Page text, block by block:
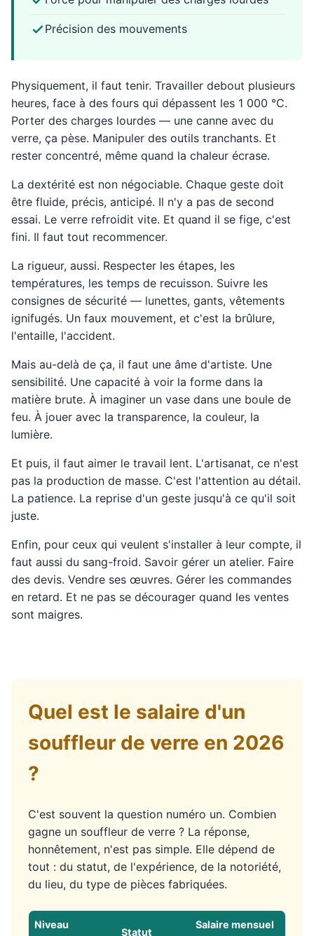
Précision des mouvements
Physiquement, il faut tenir. Travailler debout plusieurs
heures, face à des fours qui dépassent les 1 000 °C.
Porter des charges lourdes — une canne avec du
verre, ça pèse. Manipuler des outils tranchants. Et
rester concentré, même quand la chaleur écrase.
La dextérité est non négociable. Chaque geste doit
être fluide, précis, anticipé. Il n'y a pas de second
essai. Le verre refroidit vite. Et quand il se fige, c'est
fini. Il faut tout recommencer.
La rigueur, aussi. Respecter les étapes, les
températures, les temps de recuisson. Suivre les
consignes de sécurité — lunettes, gants, vêtements
ignifugés. Un faux mouvement, et c'est la brûlure,
l'entaille, l'accident.
Mais au-delà de ça, il faut une âme d'artiste. Une
sensibilité. Une capacité à voir la forme dans la
matière brute. À imaginer un vase dans une boule de
feu. À jouer avec la transparence, la couleur, la
lumière.
Et puis, il faut aimer le travail lent. L'artisanat, ce n'est
pas la production de masse. C'est l'attention au détail.
La patience. La reprise d'un geste jusqu'à ce qu'il soit
juste.
Enfin, pour ceux qui veulent s'installer à leur compte, il
faut aussi du sang-froid. Savoir gérer un atelier. Faire
des devis. Vendre ses œuvres. Gérer les commandes
en retard. Et ne pas se décourager quand les ventes
sont maigres.
Quel est le salaire d'un
souffleur de verre en 2026
?
C'est souvent la question numéro un. Combien
gagne un souffleur de verre ? La réponse,
honnêtement, n'est pas simple. Elle dépend de
tout : du statut, de l'expérience, de la notoriété,
du lieu, du type de pièces fabriquées.
Niveau
Statut
Salaire mensuel